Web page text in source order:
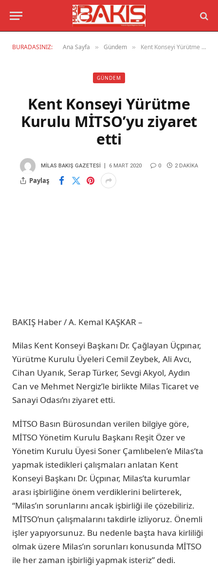
BURADASINIZ: Ana Sayfa » Gündem » Kent Konseyi Yürütme Kurulu MİTSO’yu ziyaret etti
GÜNDEM
Kent Konseyi Yürütme
Kurulu MİTSO’yu ziyaret
etti
MILAS BAKIŞ GAZETESI 6 MART 2020 0 2 DAKIKA
Paylaş
BAKIŞ Haber / A. Kemal KAŞKAR –
Milas Kent Konseyi Başkanı Dr. Çağlayan Üçpınar,
Yürütme Kurulu Üyeleri Cemil Zeybek, Ali Avcı,
Cihan Uyanık, Serap Türker, Sevgi Akyol, Aydın
Can ve Mehmet Nergiz’le birlikte Milas Ticaret ve
Sanayi Odası’nı ziyaret etti.
MİTSO Basın Bürosundan verilen bilgiye göre,
MİTSO Yönetim Kurulu Başkanı Reşit Özer ve
Yönetim Kurulu Üyesi Soner Çamlıbelen’e Milas’ta
yapmak istedikleri çalışmaları anlatan Kent
Konseyi Başkanı Dr. Üçpınar, Milas’ta kurumlar
arası işbirliğine önem verdiklerini belirterek,
“Milas’ın sorunlarını ancak işbirliği ile çözebiliriz.
MİTSO’nun çalışmalarını takdirle izliyoruz. Önemli
işler yapıyorsunuz. Bu nedenle başta hava kirliliği
olmak üzere Milas’ın sorunları konusunda MİTSO
ile her zaman işbirliği yapmak isteriz” dedi.